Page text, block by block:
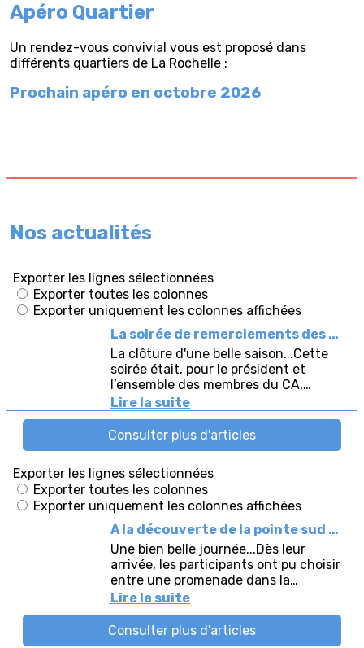
Apéro Quartier
Un rendez-vous convivial vous est proposé dans
différents quartiers de La Rochelle :
Prochain apéro en octobre 2026
Nos actualités